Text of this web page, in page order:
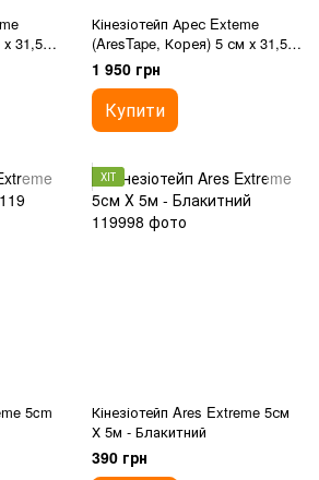
31,5 м
Кінезіотейп Арес Exteme
(AresTape, Корея) 5 см х 31,5 м
- Блакитний синтетичний
1 950 грн
Купити
5cm
ХІТ
Кінезіотейп Ares Extreme 5см
Х 5м - Блакитний
390 грн